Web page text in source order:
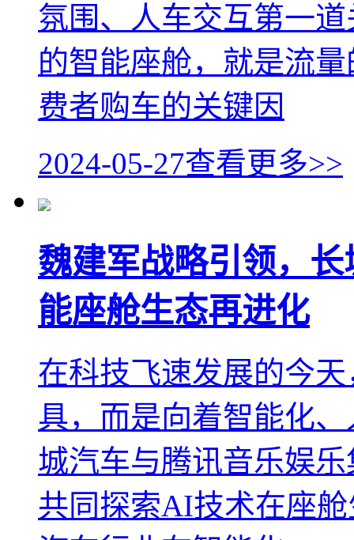
氛围、人车交互第一
的智能座舱，就是流
费者购车的关键因
2024-05-27查看更多>>
魏建军战略引领，
能座舱生态再进化
在科技飞速发展的今
具，而是向着智能化
城汽车与腾讯音乐娱
共同探索AI技术在座